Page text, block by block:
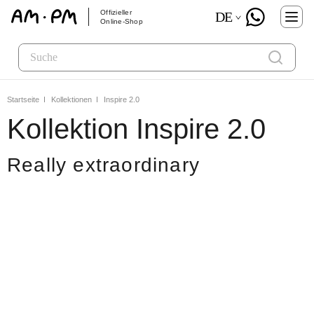
Offizieller
Online-Shop
DE
Startseite Kollektionen Inspire 2.0
Kollektion Inspire 2.0
Really extraordinary